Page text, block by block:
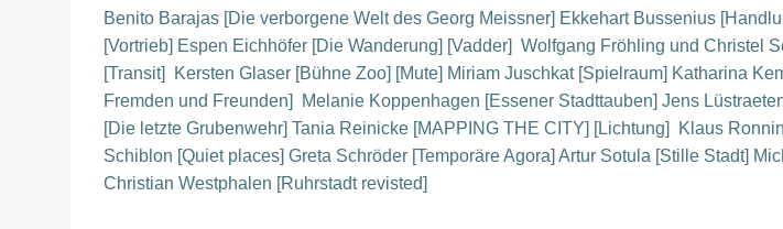
Benito Barajas [Die verborgene Welt des Georg Meissner] Ekkehart Bussenius
[Vortrieb] Espen Eichhöfer [Die Wanderung] [Vadder] Wolfgang Fröhling und Christel
[Transit] Kersten Glaser [Bühne Zoo] [Mute] Miriam Juschkat [Spielraum] Katharina
Fremden und Freunden] Melanie Koppenhagen [Essener Stadttauben] Jens
[Die letzte Grubenwehr] Tania Reinicke [MAPPING THE CITY] [Lichtung] Klaus
Schiblon [Quiet places] Greta Schröder [Temporäre Agora] Artur Sotula [Stille Stadt]
Christian Westphalen [Ruhrstadt revisted]